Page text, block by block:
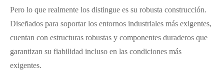
Pero lo que realmente los distingue es su robusta construcción.
Diseñados para soportar los entornos industriales más exigentes,
cuentan con estructuras robustas y componentes duraderos que
garantizan su fiabilidad incluso en las condiciones más
exigentes.